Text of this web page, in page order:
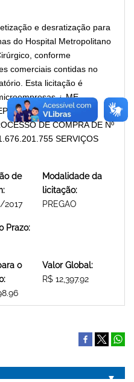
e desratização para
do Hospital Metropolitano
conforme
comerciais contidas no
Esta licitação é
¿ ME,
ou
DE COMPRA DE Nº
SERVIÇOS
de
2017
Modalidade da
licitação:
PREGAO
Prazo:
o
Valor Global:
R$ 12,397.92